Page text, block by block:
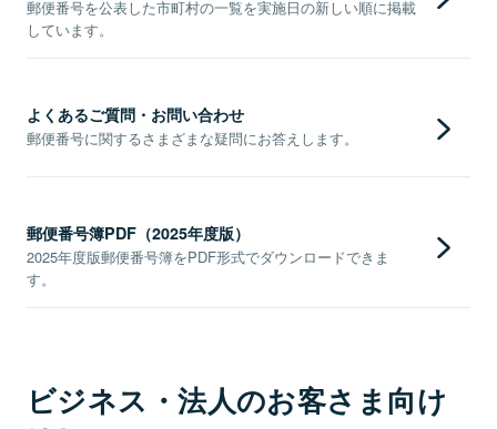
郵便番号を公表した市町村の一覧を実施日の新しい順に掲載
しています。
よくあるご質問・お問い合わせ
郵便番号に関するさまざまな疑問にお答えします。
郵便番号簿PDF（2025年度版）
2025年度版郵便番号簿をPDF形式でダウンロードできま
す。
ビジネス・法人のお客さま向け